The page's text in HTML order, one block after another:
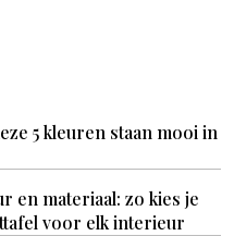
5 kleuren staan mooi in
en materiaal: zo kies je
voor elk interieur